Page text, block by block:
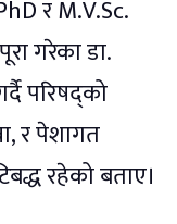
र M.V.Sc.
गरेका डा.
परिषद्को
र पेशागत
रहेको बताए।